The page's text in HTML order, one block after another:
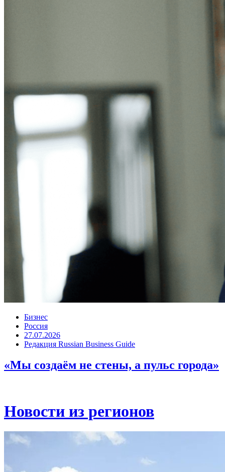
Бизнес
Россия
27.07.2026
Редакция Russian Business Guide
«Мы создаём не стены, а пульс города»
Новости из регионов